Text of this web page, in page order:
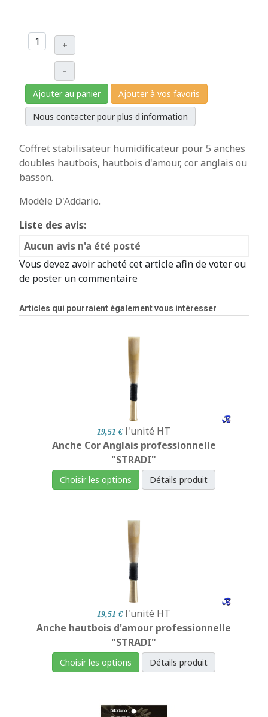
+
–
Ajouter au panier
Ajouter à vos favoris
Nous contacter pour plus d'information
Coffret stabilisateur humidificateur pour 5 anches
doubles hautbois, hautbois d'amour, cor anglais ou
basson.
Modèle D'Addario.
Liste des avis:
Aucun avis n'a été posté
Vous devez avoir acheté cet article afin de voter ou
de poster un commentaire
Articles qui pourraient également vous intéresser
19,51 € l'unité HT
Anche Cor Anglais professionnelle
"STRADI"
Choisir les options Détails produit
19,51 € l'unité HT
Anche hautbois d'amour professionnelle
"STRADI"
Choisir les options Détails produit